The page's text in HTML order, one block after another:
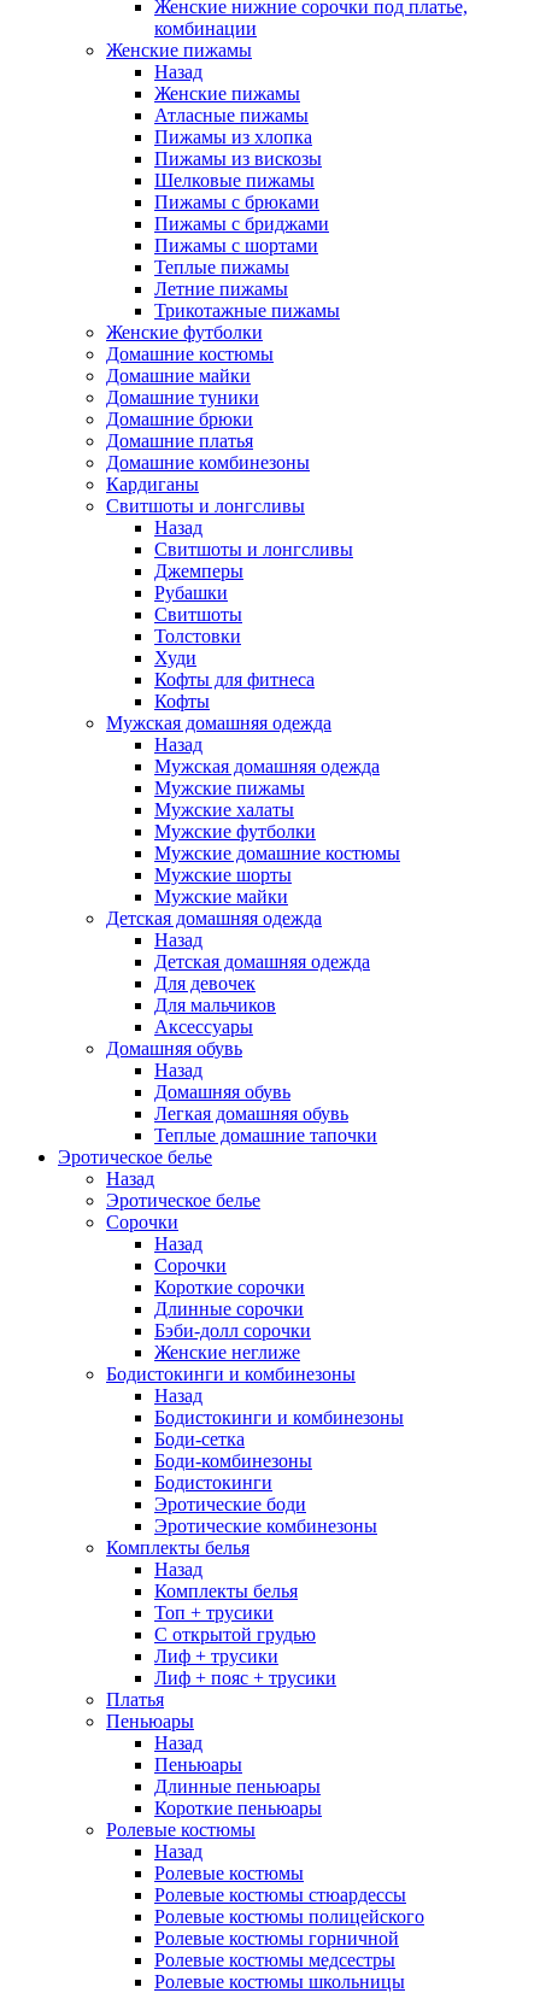
Женские нижние сорочки под платье,
комбинации
Женские пижамы
Назад
Женские пижамы
Атласные пижамы
Пижамы из хлопка
Пижамы из вискозы
Шелковые пижамы
Пижамы с брюками
Пижамы с бриджами
Пижамы с шортами
Теплые пижамы
Летние пижамы
Трикотажные пижамы
Женские футболки
Домашние костюмы
Домашние майки
Домашние туники
Домашние брюки
Домашние платья
Домашние комбинезоны
Кардиганы
Свитшоты и лонгсливы
Назад
Свитшоты и лонгсливы
Джемперы
Рубашки
Свитшоты
Толстовки
Худи
Кофты для фитнеса
Кофты
Мужская домашняя одежда
Назад
Мужская домашняя одежда
Мужские пижамы
Мужские халаты
Мужские футболки
Мужские домашние костюмы
Мужские шорты
Мужские майки
Детская домашняя одежда
Назад
Детская домашняя одежда
Для девочек
Для мальчиков
Аксессуары
Домашняя обувь
Назад
Домашняя обувь
Легкая домашняя обувь
Теплые домашние тапочки
Эротическое белье
Назад
Эротическое белье
Сорочки
Назад
Сорочки
Короткие сорочки
Длинные сорочки
Бэби-долл сорочки
Женские неглиже
Бодистокинги и комбинезоны
Назад
Бодистокинги и комбинезоны
Боди-сетка
Боди-комбинезоны
Бодистокинги
Эротические боди
Эротические комбинезоны
Комплекты белья
Назад
Комплекты белья
Топ + трусики
С открытой грудью
Лиф + трусики
Лиф + пояс + трусики
Платья
Пеньюары
Назад
Пеньюары
Длинные пеньюары
Короткие пеньюары
Ролевые костюмы
Назад
Ролевые костюмы
Ролевые костюмы стюардессы
Ролевые костюмы полицейского
Ролевые костюмы горничной
Ролевые костюмы медсестры
Ролевые костюмы школьницы